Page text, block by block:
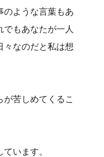
のような言葉もあ
もあなたが一人
々なのだと私は想
苦しめてくるこ
います。